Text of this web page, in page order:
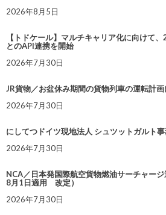
2026年8月5日
【トドケール】マルチキャリア化に向けて
とのAPI連携を開始
2026年7月30日
JR貨物／お盆休み期間の貨物列車の運転計画
2026年7月30日
にしてつドイツ現地法人 シュツットガルト
2026年7月30日
NCA／日本発国際航空貨物燃油サーチャー
8月1日適用 改定）
2026年7月30日